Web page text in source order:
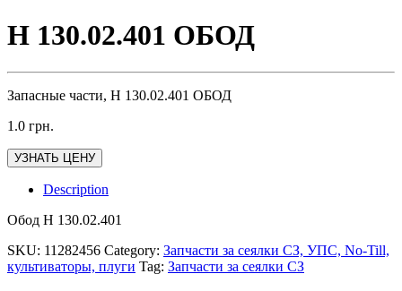
Н 130.02.401 ОБОД
Запасные части, Н 130.02.401 ОБОД
1.0 грн.
УЗНАТЬ ЦЕНУ
Description
Обод Н 130.02.401
SKU: 11282456 Category: Запчасти за сеялки СЗ, УПС, No-Till,
культиваторы, плуги Tag: Запчасти за сеялки СЗ